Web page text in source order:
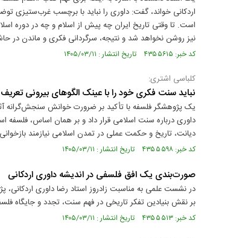
اردکانی خواند، گفت: داوری را نباید با برچسب غرب‌ستیزی
است. تا وقتی تاریخ ایران چه پیش از اسلام و چه در دوره
نیز روشن نخواهد شد و نتیجه، سرگردانی فکری و ماندن در
کد خبر: ۴۳۵۵۶۱۵ تاریخ انتشار : ۱۴۰۵/۰۳/۱۱
کلباسی اشتری:
نباید سنت فکری خود را با عینک الگوهای بیرونی
یک پژوهشگر فلسفه با تأکید بر ضرورت خوانش سنجش‌گرانه
داوری درباره سنت اسلامی قرار داد و بر همان اساس،
دیانت، تاریخ و حکمت عملی در تمدن اسلامی نیازمند
کد خبر: ۴۳۵۵۵۹۸ تاریخ انتشار : ۱۴۰۵/۰۳/۱۱
صورت‌بندی یک افق فلسفی در اندیشه‌ داوری اردکانی
در نشست علمی به مناسبت زادروز استاد رضا داوری اردکانی،
بر نقش بنیادین تفکر تاریخی در فهم سنت، تجدد و جایگاه
کد خبر: ۴۳۵۵۵۱۳ تاریخ انتشار : ۱۴۰۵/۰۳/۱۱